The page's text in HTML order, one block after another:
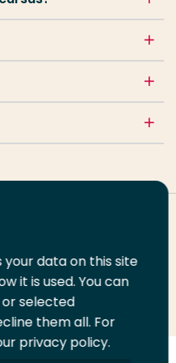
data on this site
it is used. You can
selected
them all. For
privacy policy.